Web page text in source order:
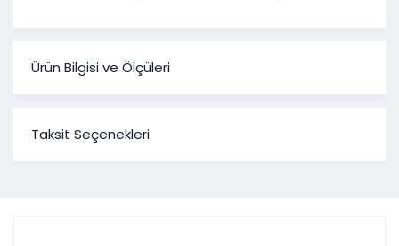
Ürün Bilgisi ve Ölçüleri
Ürün Ölçüleri
Taksit Seçenekleri